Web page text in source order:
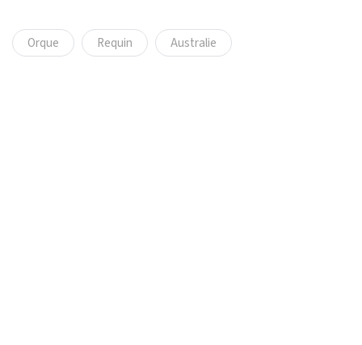
Orque Requin Australie